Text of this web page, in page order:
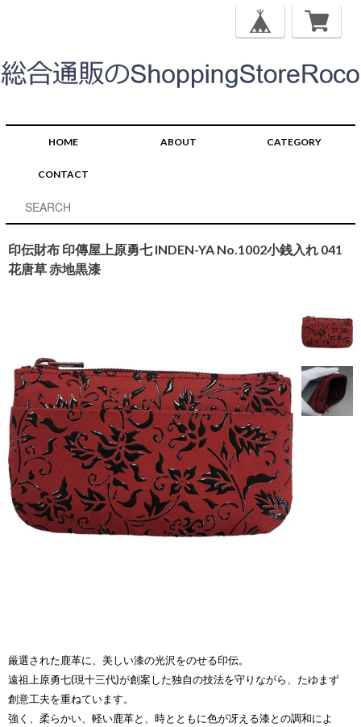
HOME ABOUT CATEGORY
CONTACT
印伝財布 印傳屋上原勇七 INDEN-YA No.1002小銭入れ 041
花唐草 赤地黒漆
厳選された鹿革に、美しい漆の光沢をのせる印伝。
遠祖上原勇七(現十三代)が創案した独自の技法を守りながら、たゆまず
創意工夫を重ねています。
強く、柔らかい、軽い鹿革と、時とともに色が冴える漆との調和によ